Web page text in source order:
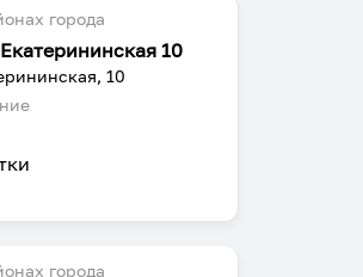
города
10
10
города